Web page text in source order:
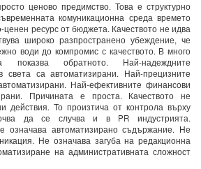
ценово предимство. Това е структурно
комуникационна среда времето
ценен ресурс от бюджета. Качеството не идва
широко разпространено убеждение, че
води до компромис с качеството. В много
показва обратното. Най-надеждните
света са автоматизирани. Най-прецизните
Най-ефективните финансови
Причината е проста. Качеството не
действия. То произтича от контрола върху
да се случва и в PR индустрията.
означава автоматизирано съдържание. Не
Не означава загуба на редакционна
на административната сложност